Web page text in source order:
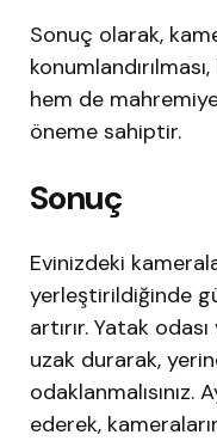
Sonuç olarak,
hem de
öneme sahiptir.
Sonuç
Evinizdeki
yerleştirildiğinde
artırır. Yatak
uzak durarak,
ederek,